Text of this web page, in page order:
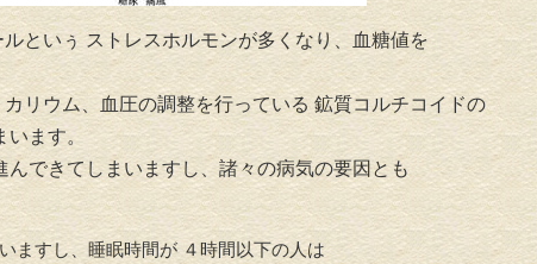
といぅ ストレスホルモンが多くなり、血糖値を
リウム、血圧の調整を行っている 鉱質コルチコイドの
ます。
できてしまいますし、諸々の病気の要因とも
ますし、睡眠時間が ４時間以下の人は